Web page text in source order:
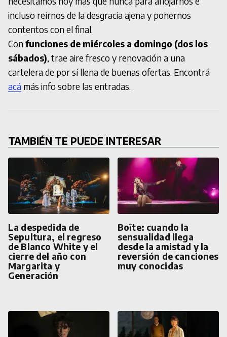
incluso reírnos de la desgracia ajena y ponernos
contentos con el final.
Confunciones de miércoles a domingo (dos los
sábados), trae aire fresco y renovación a una
cartelera de por sí llena de buenas ofertas. Encontrá
acá más info sobre las entradas.
TAMBIÉN TE PUEDE INTERESAR
La despedida de
Sepultura, el regreso
de Blanco White y el
cierre del año con
Margarita y
Generación
Boîte: cuando la
sensualidad llega
desde la amistad y la
reversión de canciones
muy conocidas